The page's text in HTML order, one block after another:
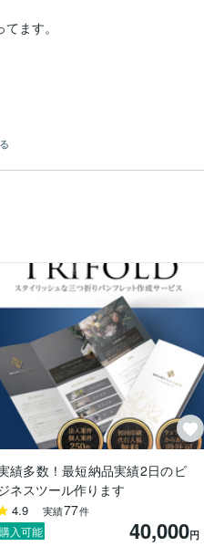
ます。
に生かしていきます。気になっ
す☺️お気軽にお声かけください。
績多数！最短納品実績2日のビ
ネスツール作ります
4.9 実績77件
購入可能 40,000円